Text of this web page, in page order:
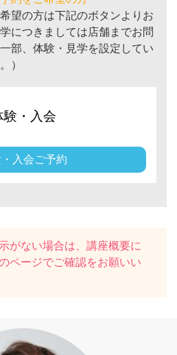
望の方は下記のボタンよりお
につきましては店舗までお問
部、体験・見学を設定してい
）
験・入会
入会ご予約
がない場合は、講座概要に
ページでご確認をお願いい